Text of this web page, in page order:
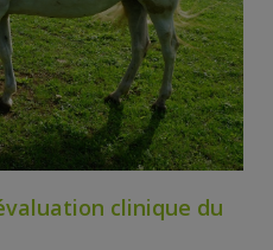
clinique du